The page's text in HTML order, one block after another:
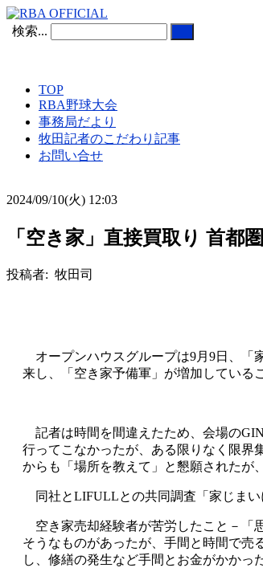
検索...
TOP
RBA野球大会
事務局だより
牧田記者のこだわり記事
お問い合せ
2024/09/10(火) 12:03
「空き家」直接買取り 首都
投稿者: 牧田司
オープンハウスグループは9月9日、「
来し、「空き家予備軍」が増加している
記者は時間を間違えたため、会場の
行ってこなかったが、ある限りなく限界
からも「場所を教えて」と懇願されたが
同社とLIFULLとの共同調査「家じまい
空き家売却経験者が苦労したこと－「
そうなものがあったが、手間と時間で売
し、修繕の発生など手間とお金がかかっ